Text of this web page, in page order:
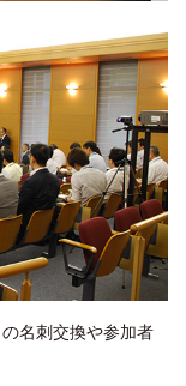
名刺交換や参加者